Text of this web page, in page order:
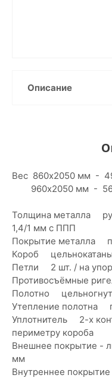
Описание
Вес 860х2050 мм -
960х2050 мм - 56
Толщина металла
1,4/1 мм с ППП
Покрытие металла
Короб
Петли 2 шт. / на
Противосъёмные
Полотно
Утепление полотна
Уплотнитель 2-х
периметру короба
Внешнее покрытие -
мм
Внутреннее